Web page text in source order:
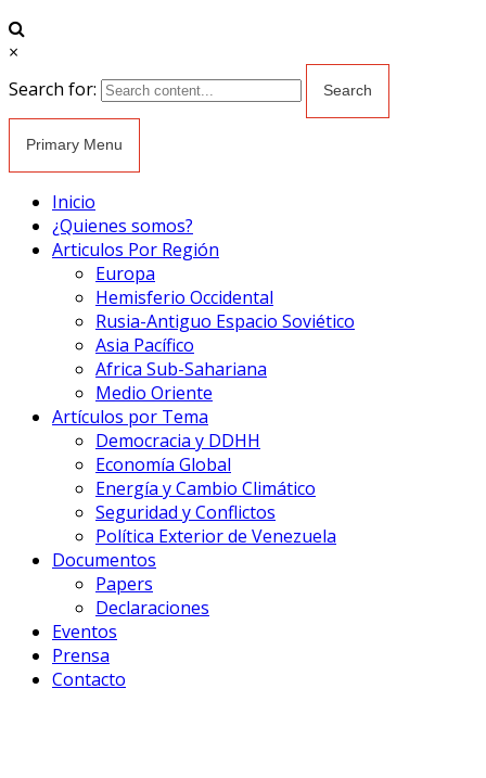
×
Search for:
Primary Menu
Inicio
¿Quienes somos?
Articulos Por Región
Europa
Hemisferio Occidental
Rusia-Antiguo Espacio Soviético
Asia Pacífico
Africa Sub-Sahariana
Medio Oriente
Artículos por Tema
Democracia y DDHH
Economía Global
Energía y Cambio Climático
Seguridad y Conflictos
Política Exterior de Venezuela
Documentos
Papers
Declaraciones
Eventos
Prensa
Contacto